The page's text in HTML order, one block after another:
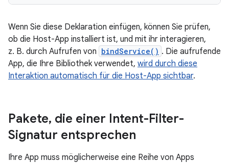
Wenn Sie diese Deklaration einfügen, können Sie prüfen,
ob die Host-App installiert ist, und mit ihr interagieren,
z. B. durch Aufrufen von bindService() . Die aufrufende
App, die Ihre Bibliothek verwendet, wird durch diese
Interaktion automatisch für die Host-App sichtbar.
Pakete, die einer Intent-Filter-
Signatur entsprechen
Ihre App muss möglicherweise eine Reihe von Apps